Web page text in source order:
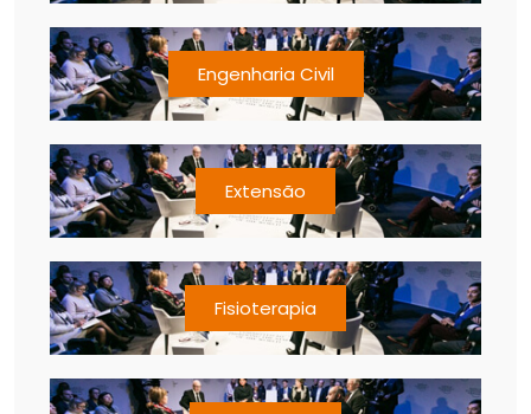
Engenharia Civil
Extensão
Fisioterapia